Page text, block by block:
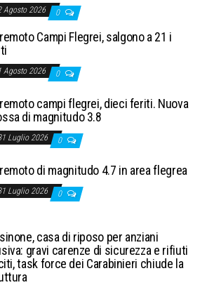
Agosto 2026 0
Campi Flegrei, salgono a 21 i
1 Agosto 2026 0
campi flegrei, dieci feriti. Nuova
di magnitudo 3.8
Luglio 2026 0
di magnitudo 4.7 in area flegrea
Luglio 2026 0
casa di riposo per anziani
gravi carenze di sicurezza e rifiuti
task force dei Carabinieri chiude la